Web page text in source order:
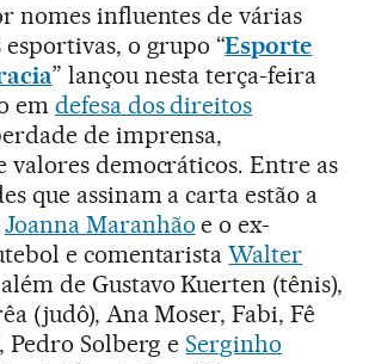
nomes influentes de várias
o grupo “Esporte
” lançou nesta terça-feira
em defesa dos direitos
de imprensa,
valores democráticos. Entre as
que assinam a carta estão a
Joanna Maranhão e o ex-
e comentaristaWalter
de Gustavo Kuerten (tênis),
(judô), Ana Moser, Fabi, Fê
Pedro Solberg eSerginho